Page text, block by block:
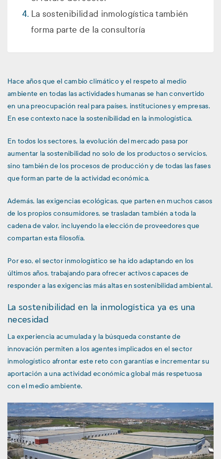
La sostenibilidad inmologística también
forma parte de la consultoría
Hace años que el cambio climático y el respeto al medio
ambiente en todas las actividades humanas se han convertido
en una preocupación real para países, instituciones y empresas.
En ese contexto nace la sostenibilidad en la inmologística.
En todos los sectores, la evolución del mercado pasa por
aumentar la sostenibilidad no solo de los productos o servicios,
sino también de los procesos de producción y de todas las fases
que forman parte de la actividad económica.
Además, las exigencias ecológicas, que parten en muchos casos
de los propios consumidores, se trasladan también a toda la
cadena de valor, incluyendo la elección de proveedores que
compartan esta filosofía.
Por eso, el sector inmologístico se ha ido adaptando en los
últimos años, trabajando para ofrecer activos capaces de
responder a las exigencias más altas en sostenibilidad ambiental.
La sostenibilidad en la inmologística ya es una
necesidad
La experiencia acumulada y la búsqueda constante de
innovación permiten a los agentes implicados en el sector
inmologístico afrontar este reto con garantías e incrementar su
aportación a una actividad económica global más respetuosa
con el medio ambiente.